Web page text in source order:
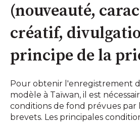
(nouveauté,
créatif,
principe de la
Pour obtenir l'enregistrement
modèle à Taïwan, il est
conditions de fond prévues par
brevets. Les principales